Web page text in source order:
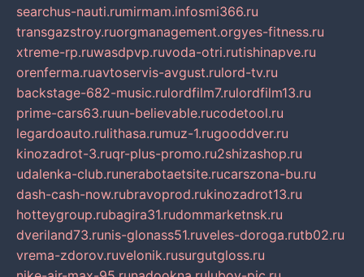
searchus-nauti.rumirmam.infosmi366.ru
transgazstroy.ruorgmanagement.orgyes-fitness.ru
xtreme-rp.ruwasdpvp.ruvoda-otri.rutishinapve.ru
orenferma.ruavtoservis-avgust.rulord-tv.ru
backstage-682-music.rulordfilm7.rulordfilm13.ru
prime-cars63.ruun-believable.rucodetool.ru
legardoauto.rulithasa.rumuz-1.rugooddver.ru
kinozadrot-3.ruqr-plus-promo.ru2shizashop.ru
udalenka-club.runerabotaetsite.rucarszona-bu.ru
dash-cash-now.rubravoprod.rukinozadrot13.ru
hotteygroup.rubagira31.rudommarketnsk.ru
dveriland73.runis-glonass51.ruveles-doroga.rutb02.ru
vrema-zdorov.ruvelonik.rusurgutgloss.ru